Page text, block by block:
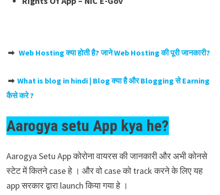
➡ Web Hosting क्या होती है? जाने Web Hosting की पूरी जानकारी?
➡ What is blog in hindi | Blog क्या है और Blogging से Earning
कैसे करे ?
Aarogya setu App kya he?
Aarogya Setu App कोरोना वायरस की जानकारी और अभी कोनसे
स्टेट में कितने case हे । और वो case को track करने के लिए यह
app सरकार द्वारा launch किया गया हे ।